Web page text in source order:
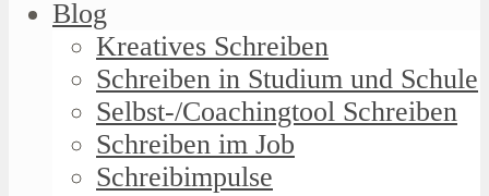
Blog
Kreatives Schreiben
Schreiben in Studium und Schule
Selbst-/Coachingtool Schreiben
Schreiben im Job
Schreibimpulse